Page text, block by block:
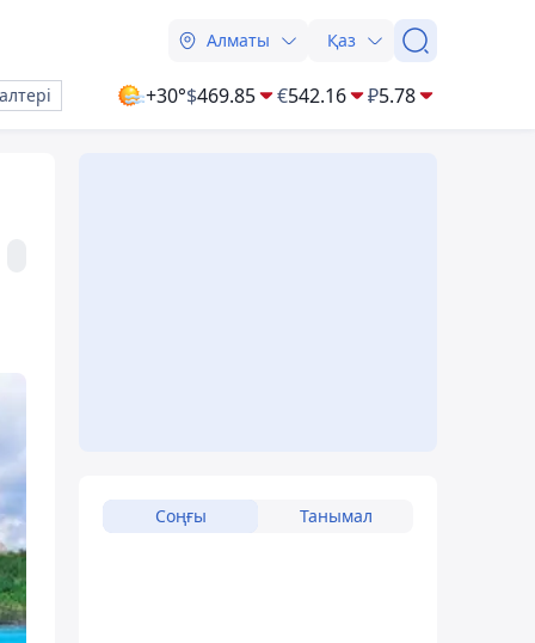
Алматы Қаз
+30°$469.85 €542.16 ₽5.78
Соңғы Танымал